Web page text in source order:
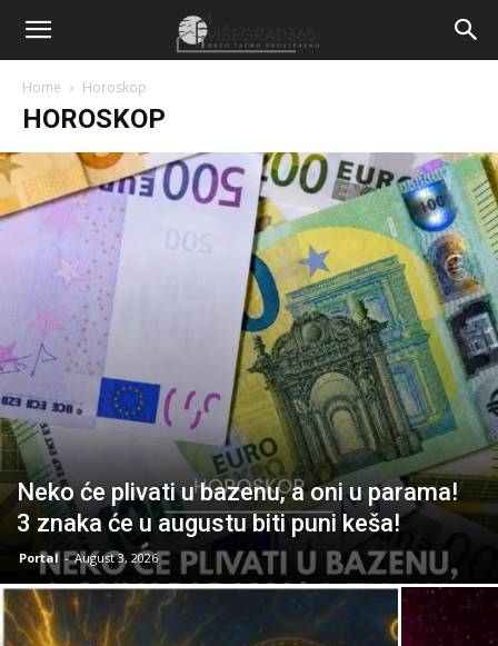
Home Horoskop
HOROSKOP
Neko će plivati u bazenu, a oni u parama!
3 znaka će u augustu biti puni keša!
Portal - August 3, 2026